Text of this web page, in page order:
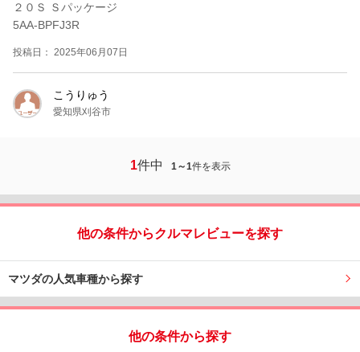
２０Ｓ Ｓパッケージ
5AA-BPFJ3R
投稿日： 2025年06月07日
こうりゅう
愛知県刈谷市
1件中 1～1件を表示
他の条件からクルマレビューを探す
マツダの人気車種から探す
他の条件から探す